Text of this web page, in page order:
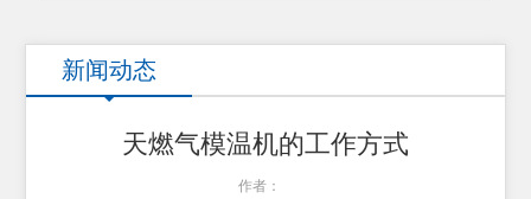
新闻动态
天燃气模温机的工作方式
作者：